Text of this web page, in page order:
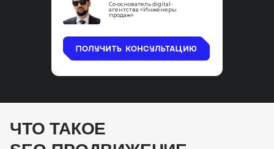
Со-основатель digital-
агентства «Инженеры
продаж»
ЧТО ТАКОЕ